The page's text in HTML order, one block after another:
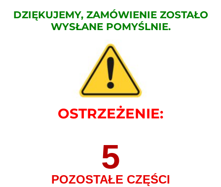
DZIĘKUJEMY, ZAMÓWIENIE ZOSTAŁO
WYSŁANE POMYŚLNIE.
OSTRZEŻENIE:
POZOSTAŁE CZĘŚCI
5